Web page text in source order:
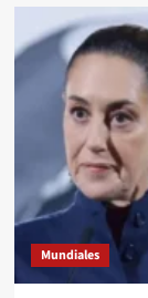
Mundiales